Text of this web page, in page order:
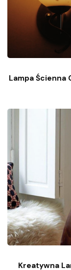
Lampa Ścienna
Kreatywna